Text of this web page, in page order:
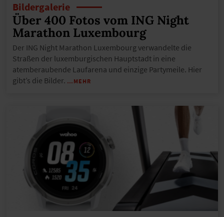
Bildergalerie
Über 400 Fotos vom ING Night
Marathon Luxembourg
Der ING Night Marathon Luxembourg verwandelte die
Straßen der luxemburgischen Hauptstadt in eine
atemberaubende Laufarena und einzige Partymeile. Hier
gibt’s die Bilder. …MEHR